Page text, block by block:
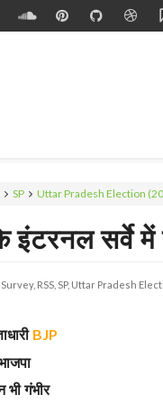
SP Uttar Pradesh Election
सर्वे में
RSS, SP, Uttar Pradesh
BJP
भी गंभीर